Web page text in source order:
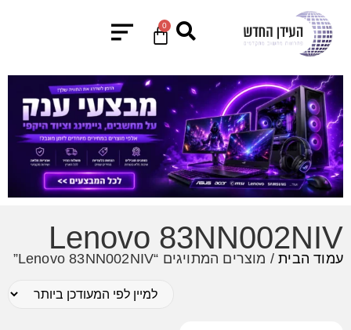
0
Lenovo 83NN002NIV
עמוד הבית/ מוצרים המתויגים “Lenovo 83NN002NIV”